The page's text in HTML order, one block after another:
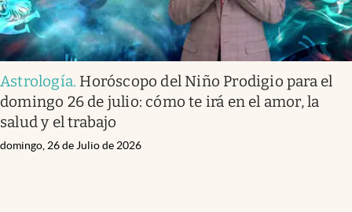
Astrología. Horóscopo del Niño Prodigio para el
domingo 26 de julio: cómo te irá en el amor, la
salud y el trabajo
domingo, 26 de Julio de 2026